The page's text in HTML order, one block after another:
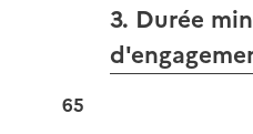
3. Durée
65